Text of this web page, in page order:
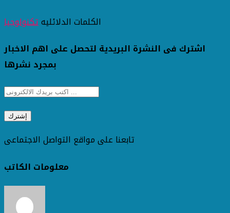
الكلمات الدلائليهتكنولوجيا
اشترك فى النشرة البريدية لتحصل على اهم الاخبار
بمجرد نشرها
تابعنا على مواقع التواصل الاجتماعى
معلومات الكاتب